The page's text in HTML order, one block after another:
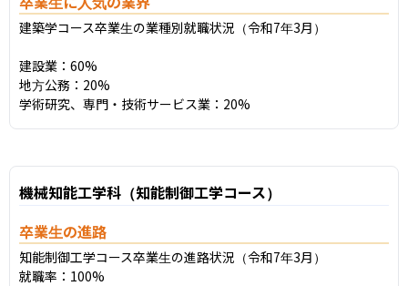
建築学コース卒業生の業種別就職状況（令和7年3月）
建設業：60%
地方公務：20%
学術研究、専門・技術サービス業：20%
機械知能工学科（知能制御工学コース）
卒業生の進路
知能制御工学コース卒業生の進路状況（令和7年3月）
就職率：100%